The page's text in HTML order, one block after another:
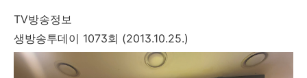
TV방송정보
생방송투데이 1073회 (2013.10.25.)